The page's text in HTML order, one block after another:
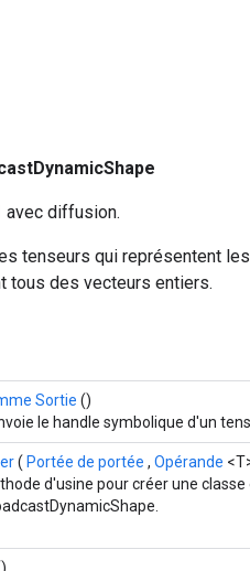
avec diffusion.
tenseurs qui représentent
tous des vecteurs entiers.
Sortie ()
le handle symbolique d'un
( Portée de portée , Opérande
d'usine pour créer une